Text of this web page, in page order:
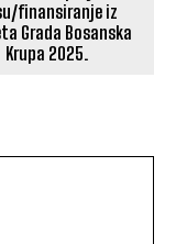
finansiranje iz
Grada Bosanska
Krupa 2025.